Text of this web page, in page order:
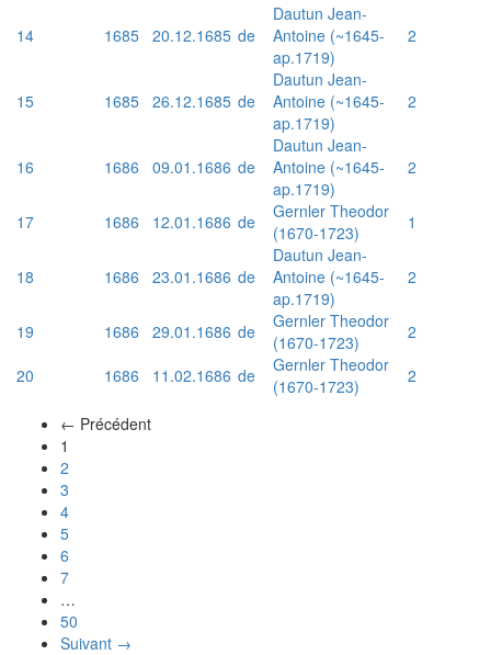
14
1685 20.12.1685 de
Dautun Jean-
Antoine (~1645-
ap.1719)
2
15 1685 26.12.1685 de
Dautun Jean-
Antoine (~1645-
ap.1719)
2
16 1686 09.01.1686 de
Dautun Jean-
Antoine (~1645-
ap.1719)
2
17 1686 12.01.1686 de
Gernler Theodor
(1670-1723)
1
18 1686 23.01.1686 de
Dautun Jean-
Antoine (~1645-
ap.1719)
2
19 1686 29.01.1686 de
Gernler Theodor
(1670-1723)
2
20
1686 11.02.1686 de
Gernler Theodor
(1670-1723)
2
← Précédent
1
2
3
4
5
6
7
…
50
Suivant →